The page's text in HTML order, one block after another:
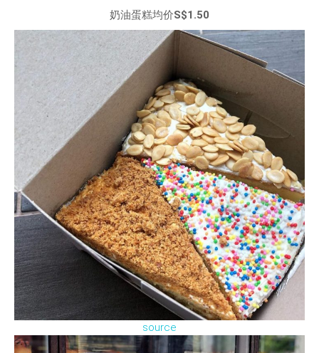
奶油蛋糕均价S$1.50
source